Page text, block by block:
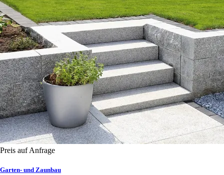
Preis auf Anfrage
Garten- und Zaunbau